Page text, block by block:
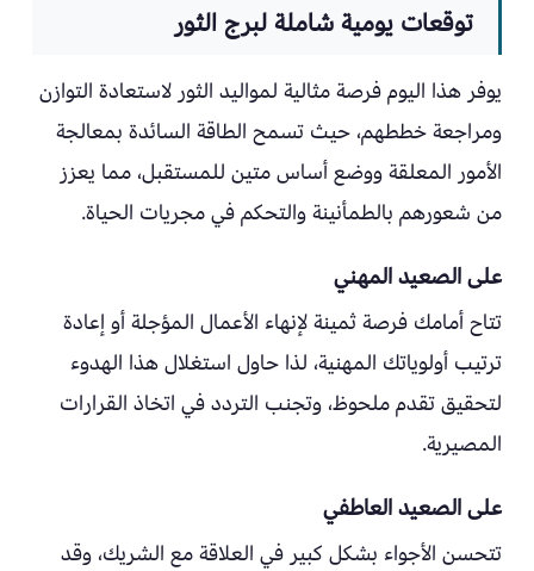
توقعات يومية شاملة لبرج الثور
يوفر هذا اليوم فرصة مثالية لمواليد الثور لاستعادة التوازن
ومراجعة خططهم، حيث تسمح الطاقة السائدة بمعالجة
الأمور المعلقة ووضع أساس متين للمستقبل، مما يعزز
من شعورهم بالطمأنينة والتحكم في مجريات الحياة.
على الصعيد المهني
تتاح أمامك فرصة ثمينة لإنهاء الأعمال المؤجلة أو إعادة
ترتيب أولوياتك المهنية، لذا حاول استغلال هذا الهدوء
لتحقيق تقدم ملحوظ، وتجنب التردد في اتخاذ القرارات
المصيرية.
على الصعيد العاطفي
تتحسن الأجواء بشكل كبير في العلاقة مع الشريك، وقد